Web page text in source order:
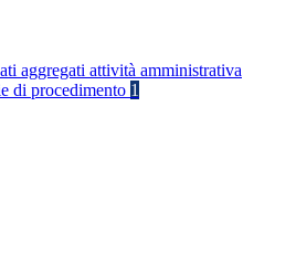
aggregati attività amministrativa
di procedimento 1